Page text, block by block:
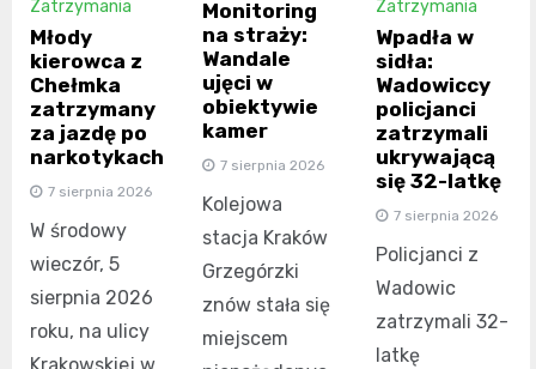
Zatrzymania
Młody
kierowca z
Chełmka
zatrzymany
za jazdę po
narkotykach
7 sierpnia 2026
W środowy
wieczór, 5
sierpnia 2026
roku, na ulicy
Monitoring
na straży:
Wandale
ujęci w
obiektywie
kamer
7 sierpnia 2026
Kolejowa
stacja Kraków
Grzegórzki
znów stała się
miejscem
Zatrzymania
Wpadła w
sidła:
Wadowiccy
policjanci
zatrzymali
ukrywającą
się 32-latkę
7 sierpnia 2026
Policjanci z
Wadowic
zatrzymali 32-
latkę